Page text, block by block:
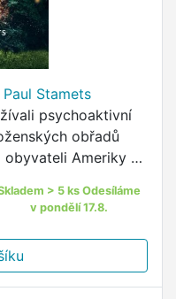
Stamets
psychoaktivní
obřadů
Ameriky až
> 5 ks Odesíláme
v pondělí 17.8.